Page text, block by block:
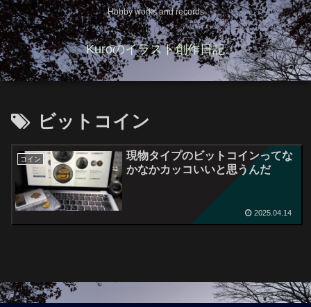
Hobby works and records
Kuroのイラスト創作日記
ビットコイン
コイン
現物タイプのビットコインってな
かなかカッコいいと思うんだ
2025.04.14